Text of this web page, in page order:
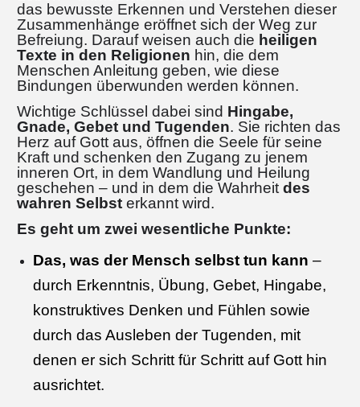
das bewusste Erkennen und Verstehen dieser
Zusammenhänge eröffnet sich der Weg zur
Befreiung. Darauf weisen auch die heiligen
Texte in den Religionen hin, die dem
Menschen Anleitung geben, wie diese
Bindungen überwunden werden können.
Wichtige Schlüssel dabei sind Hingabe,
Gnade, Gebet und Tugenden. Sie richten das
Herz auf Gott aus, öffnen die Seele für seine
Kraft und schenken den Zugang zu jenem
inneren Ort, in dem Wandlung und Heilung
geschehen – und in dem die Wahrheit des
wahren Selbst erkannt wird.
Es geht um zwei wesentliche Punkte:
Das, was der Mensch selbst tun kann –
durch Erkenntnis, Übung, Gebet, Hingabe,
konstruktives Denken und Fühlen sowie
durch das Ausleben der Tugenden, mit
denen er sich Schritt für Schritt auf Gott hin
ausrichtet.